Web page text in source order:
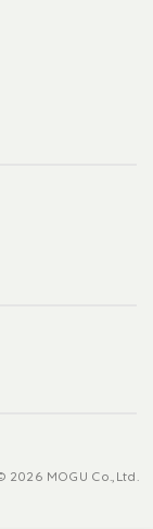
2026 MOGU Co.,Ltd.